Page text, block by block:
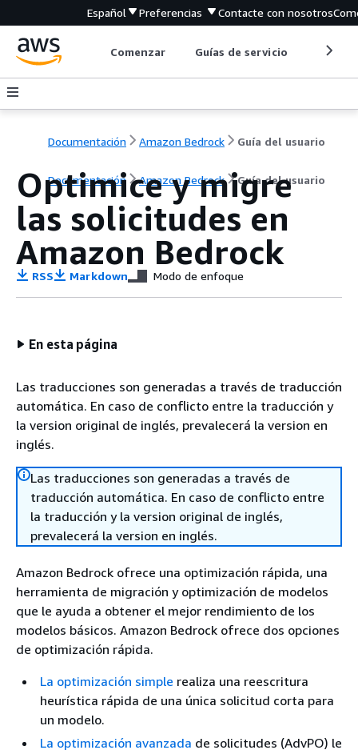
Español Preferencias Contacte con nosotros
Comenzar Guías de servicio
Documentación Amazon Bedrock Guía del usuario
Documentación Amazon Bedrock Guía del usuario
Optimice y migre
las solicitudes en
Amazon Bedrock
RSS Markdown Modo de enfoque
En esta página
Las traducciones son generadas a través de traducción
automática. En caso de conflicto entre la traducción y
la version original de inglés, prevalecerá la version en
inglés.
Las traducciones son generadas a través de
traducción automática. En caso de conflicto entre
la traducción y la version original de inglés,
prevalecerá la version en inglés.
Amazon Bedrock ofrece una optimización rápida, una
herramienta de migración y optimización de modelos
que le ayuda a obtener el mejor rendimiento de los
modelos básicos. Amazon Bedrock ofrece dos opciones
de optimización rápida.
La optimización simple realiza una reescritura
heurística rápida de una única solicitud corta para
un modelo.
La optimización avanzada de solicitudes (AdvPO) le